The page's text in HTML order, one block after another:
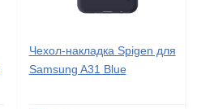
Чехол-накладка Spigen для
Samsung A31 Blue